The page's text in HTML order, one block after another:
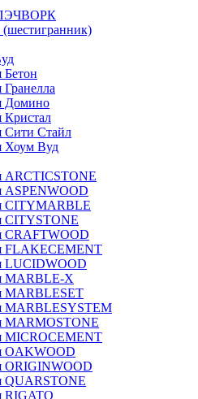
ПЭЧВОРК
(шестигранник)
Бетон
Домино
Кристал
Сити Стайл
Хоум Вуд
ARCTICSTONE
ASPENWOOD
CITYMARBLE
CITYSTONE
CRAFTWOOD
FLAKECEMENT
LUCIDWOOD
MARBLE-X
MARBLESET
MARBLESYSTEM
MARMOSTONE
MICROCEMENT
OAKWOOD
ORIGINWOOD
QUARSTONE
RIGATO